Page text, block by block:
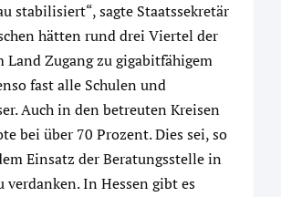
stabilisiert“, sagte Staatssekretär
hätten rund drei Viertel der
Land Zugang zu gigabitfähigem
fast alle Schulen und
Auch in den betreuten Kreisen
bei über 70 Prozent. Dies sei, so
Einsatz der Beratungsstelle in
verdanken. In Hessen gibt es